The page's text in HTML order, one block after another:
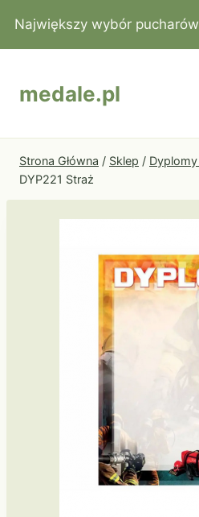
do
treści
Największy wybór
medale.pl
Strona Główna / Sklep /
DYP221 Straż